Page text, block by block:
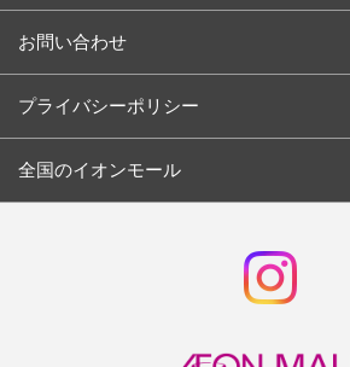
お問い合わせ
プライバシーポリシー
全国のイオンモール